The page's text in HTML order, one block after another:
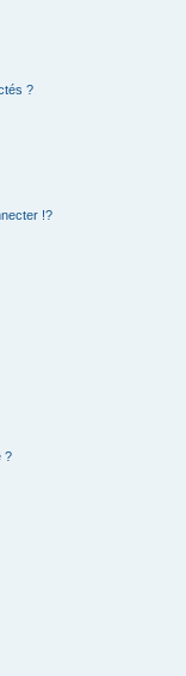
?
!?
?